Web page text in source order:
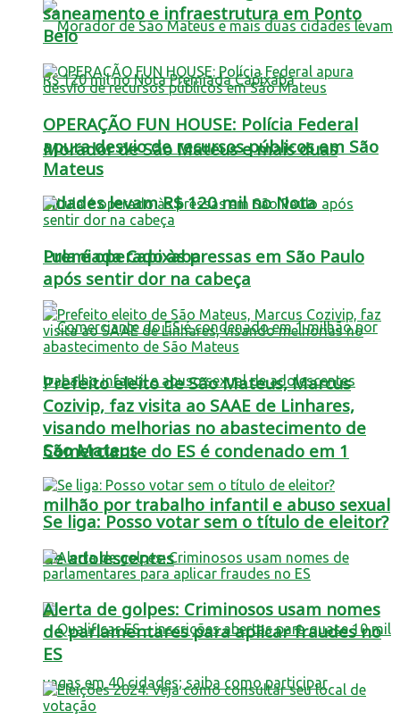
Morador de São Mateus e mais duas
cidades levam R$ 120 mil no Nota
Premiada Capixaba
Comerciante do ES é condenado em 1
milhão por trabalho infantil e abuso sexual
de adolescentes
saneamento e infraestrutura em Ponto
Belo
OPERAÇÃO FUN HOUSE: Polícia Federal
apura desvio de recursos públicos em São
Mateus
Lula é operado às pressas em São Paulo
após sentir dor na cabeça
Prefeito eleito de São Mateus, Marcus
Cozivip, faz visita ao SAAE de Linhares,
visando melhorias no abastecimento de
São Mateus
Se liga: Posso votar sem o título de eleitor?
Alerta de golpes: Criminosos usam nomes
de parlamentares para aplicar fraudes no
ES